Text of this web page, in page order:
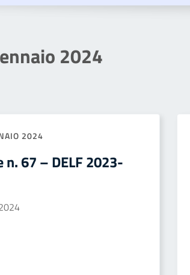
2024
2024
n. 67 – DELF 2023-